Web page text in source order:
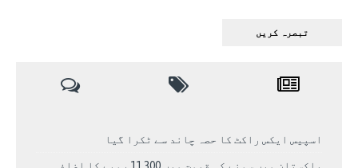
اسپیس ایکس راکٹ کا حصہ چاند سے ٹکرا گیا